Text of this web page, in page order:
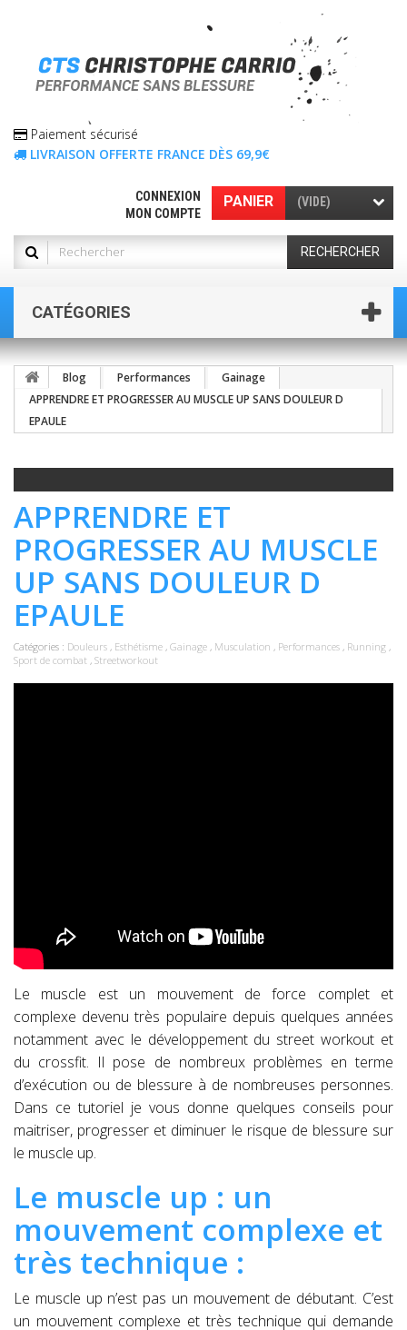
Paiement sécurisé
LIVRAISON OFFERTE FRANCE DÈS 69,9€
PANIER (VIDE)
CONNEXION
MON COMPTE
RECHERCHER
CATÉGORIES
Blog Performances
Gainage
APPRENDRE ET PROGRESSER AU MUSCLE UP SANS DOULEUR D
EPAULE
APPRENDRE ET
PROGRESSER AU MUSCLE
UP SANS DOULEUR D
EPAULE
Catégories : Douleurs , Esthétisme , Gainage , Musculation , Performances , Running ,
Sport de combat , Streetworkout
Le muscle est un mouvement de force complet et
complexe devenu très populaire depuis quelques années
notamment avec le développement du street workout et
du crossfit. Il pose de nombreux problèmes en terme
d’exécution ou de blessure à de nombreuses personnes.
Dans ce tutoriel je vous donne quelques conseils pour
maitriser, progresser et diminuer le risque de blessure sur
le muscle up.
Le muscle up : un
mouvement complexe et
très technique :
Le muscle up n’est pas un mouvement de débutant. C’est
un mouvement complexe et très technique qui demande